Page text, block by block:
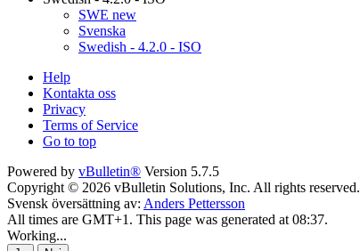
SWE new
Svenska
Swedish - 4.2.0 - ISO
Help
Kontakta oss
Privacy
Terms of Service
Go to top
Powered by vBulletin® Version 5.7.5
Copyright © 2026 vBulletin Solutions, Inc. All rights reserved.
Svensk översättning av: Anders Pettersson
All times are GMT+1. This page was generated at 08:37.
Working...